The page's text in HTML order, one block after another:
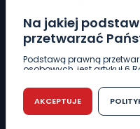
Na jakiej
przetwarzać
Podstawą prawną
osobowych, jest artykuł 6
r. w sprawie ochrony osób
przetwarzaniem danych
swobodnego przepływu
dyrektywy 95/46/WE
AKCEPTUJE
DZIAŁ REKLAMY
62 735 01 85
WIADOMOŚCI
CIEKAWOSTKI